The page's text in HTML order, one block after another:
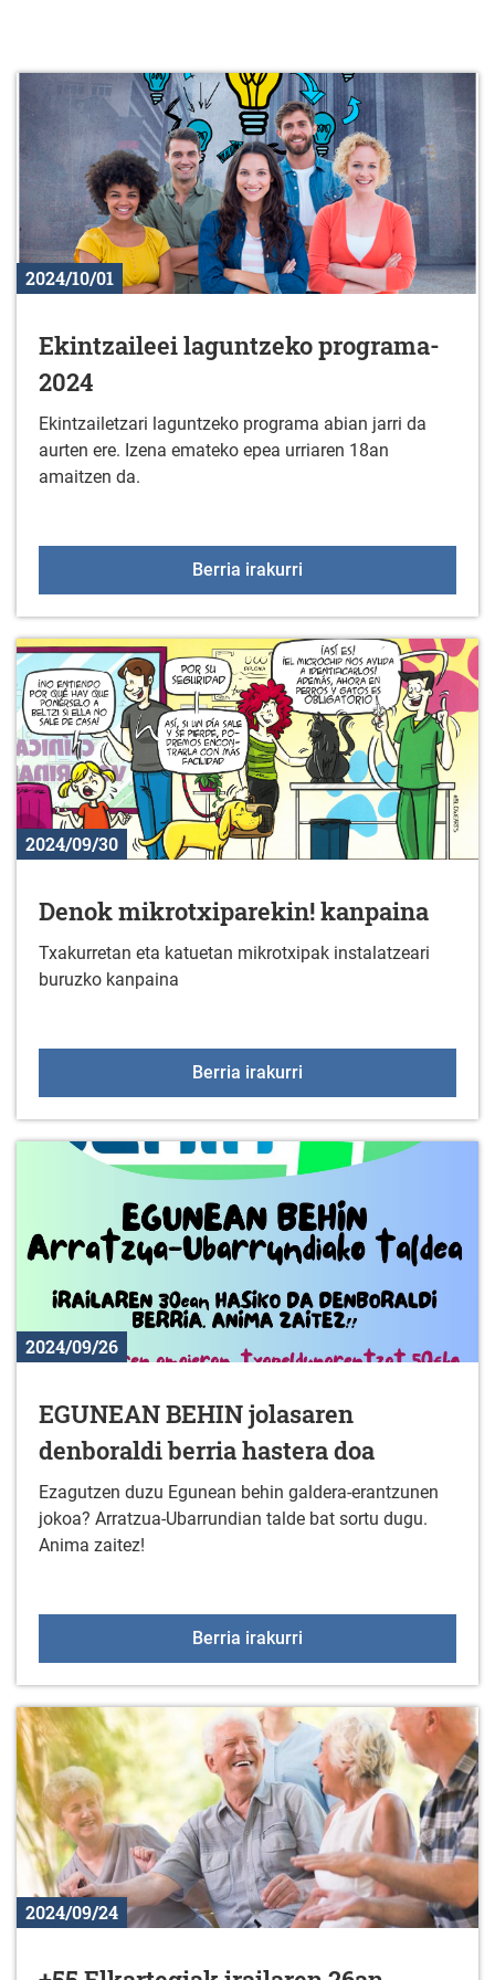
2024/10/01
Ekintzaileei laguntzeko programa-
2024
Ekintzailetzari laguntzeko programa abian jarri da
aurten ere. Izena emateko epea urriaren 18an
amaitzen da.
Berria irakurri
2024/09/30
Denok mikrotxiparekin! kanpaina
Txakurretan eta katuetan mikrotxipak instalatzeari
buruzko kanpaina
Berria irakurri
2024/09/26
EGUNEAN BEHIN jolasaren
denboraldi berria hastera doa
Ezagutzen duzu Egunean behin galdera-erantzunen
jokoa? Arratzua-Ubarrundian talde bat sortu dugu.
Anima zaitez!
Berria irakurri
2024/09/24